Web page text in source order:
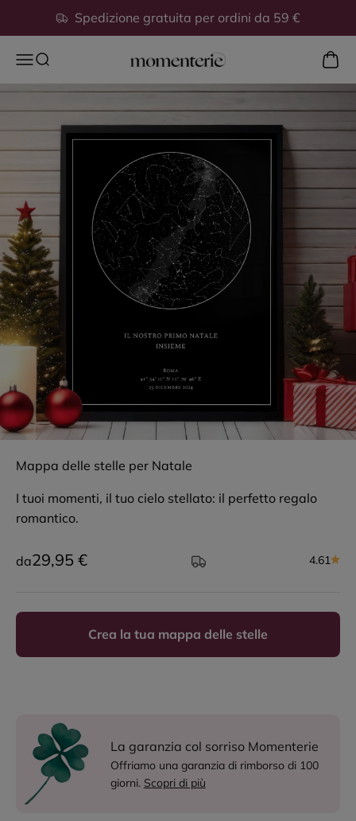
Vai al contenuto
Spedizione gratuita per ordini da 59 €
Apri il menu di navigazione
Mostra il menu di ricerca
Momenterie
Mappa delle stelle per Natale
I tuoi momenti, il tuo cielo stellato: il perfetto regalo
romantico.
daPrezzo scontato
29,95 € 4.61
Crea la tua mappa delle stelle
La garanzia col sorriso Momenterie
Offriamo una garanzia di rimborso di 100
giorni. Scopri di più